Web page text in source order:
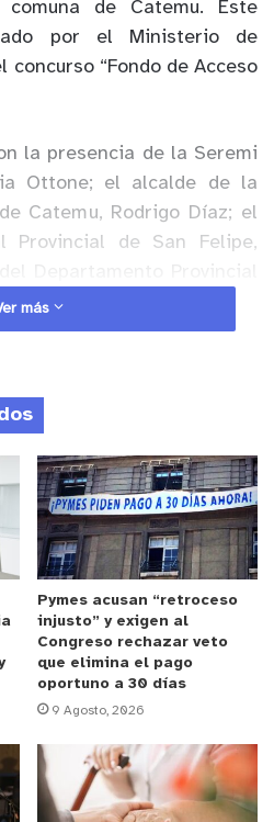
de Catemu. Este
por el Ministerio de
concurso “Fondo de Acceso
la presencia de la Seremi
Ottone; el alcalde de la
Catemu, Rodrigo Díaz; el
Provincial de San Felipe,
Caro; el director del
Celis; concejales de la
Anastassia Ottone, destacó
en la sexta versión, se
es uno de los ganadores, la
con un sistema solar
a reducir las cuentas de
a fomentar el uso de
importante destacar que
escuelas beneficiarias, de
que estamos inaugurando
pone muy contentos
educativa que son
que se van a ver
más
Pymes acusan “retroceso
injusto” y exigen al
Congreso rechazar veto
que elimina el pago
oportuno a 30 días
9 Agosto, 2026